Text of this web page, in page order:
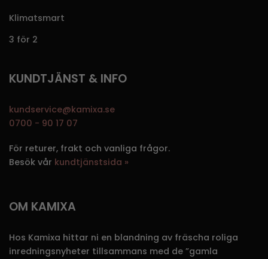
Klimatsmart
3 för 2
KUNDTJÄNST & INFO
kundservice@kamixa.se
0700 - 90 17 07
För returer, frakt och vanliga frågor.
Besök vår kundtjänstsida »
OM KAMIXA
Hos Kamixa hittar ni en blandning av fräscha roliga
inredningsnyheter tillsammans med de ”gamla